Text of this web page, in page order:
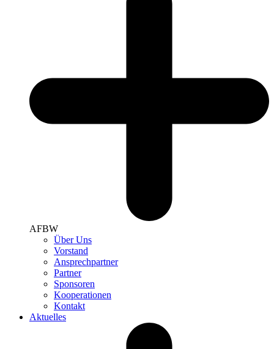
AFBW
Über Uns
Vorstand
Ansprechpartner
Partner
Sponsoren
Kooperationen
Kontakt
Aktuelles